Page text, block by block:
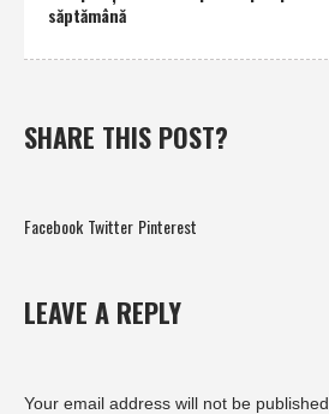
săptămână
SHARE THIS POST?
Facebook Twitter Pinterest
LEAVE A REPLY
Your email address will not be published.